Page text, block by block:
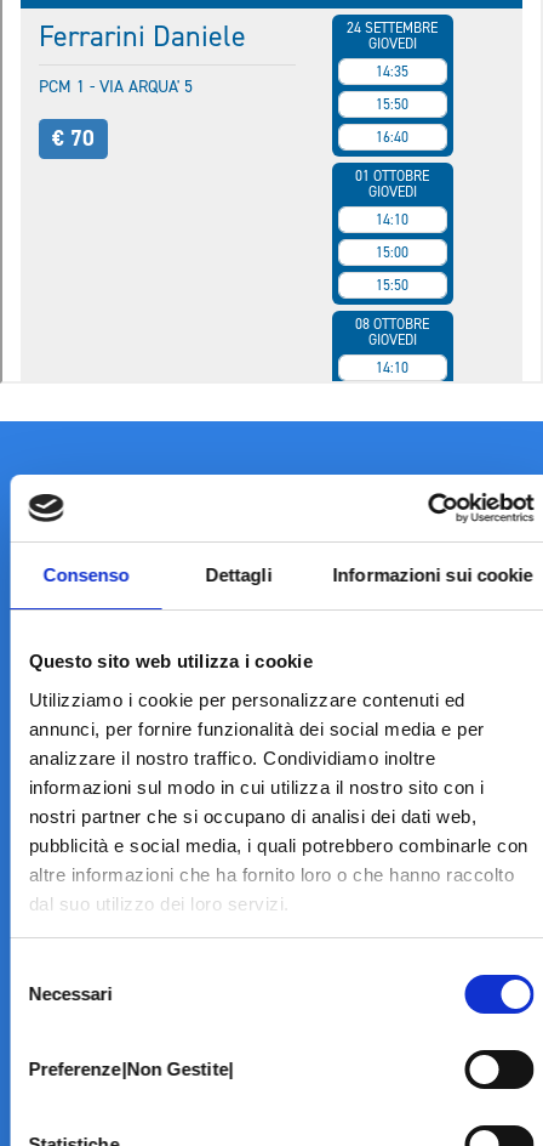
Consenso Dettagli Informazioni sui cookie
Questo sito web utilizza i cookie
Utilizziamo i cookie per personalizzare contenuti ed
annunci, per fornire funzionalità dei social media e per
analizzare il nostro traffico. Condividiamo inoltre
informazioni sul modo in cui utilizza il nostro sito con i
nostri partner che si occupano di analisi dei dati web,
pubblicità e social media, i quali potrebbero combinarle con
altre informazioni che ha fornito loro o che hanno raccolto
dal suo utilizzo dei loro servizi.
delNecessari
Preferenze|Non Gestite|
LA STRUTTURA
Informazioni
Contatti
Specialità
Home Page
PRENOTA ON LINE
INFORMATIVE
Home Page
Modello 231
Amministrazione Trasparente